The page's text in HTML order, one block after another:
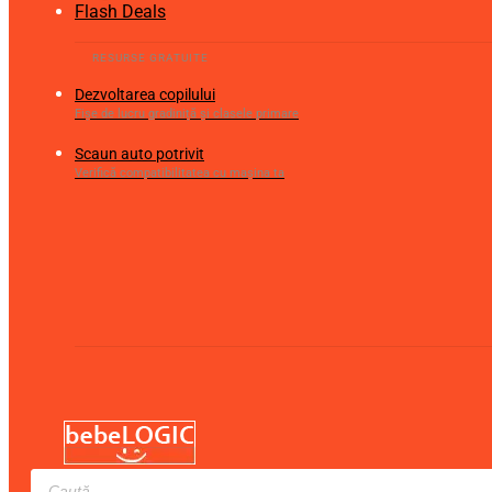
Flash Deals
Dezvoltarea copilului
Fișe de lucru gradiniță și clasele primare
Scaun auto potrivit
Verifică compatibilitatea cu mașina ta
Products